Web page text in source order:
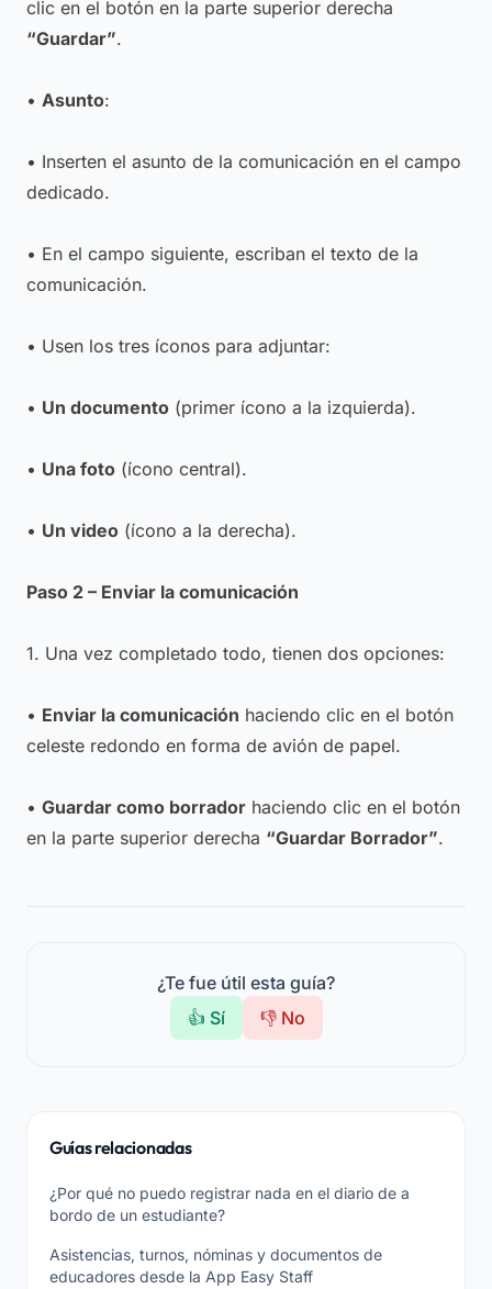
clic en el botón en la parte superior derecha
“Guardar”.
• Asunto:
• Inserten el asunto de la comunicación en el campo
dedicado.
• En el campo siguiente, escriban el texto de la
comunicación.
• Usen los tres íconos para adjuntar:
• Un documento (primer ícono a la izquierda).
• Una foto (ícono central).
• Un video (ícono a la derecha).
Paso 2 – Enviar la comunicación
1. Una vez completado todo, tienen dos opciones:
• Enviar la comunicación haciendo clic en el botón
celeste redondo en forma de avión de papel.
• Guardar como borrador haciendo clic en el botón
en la parte superior derecha “Guardar Borrador”.
¿Te fue útil esta guía?
👍 Sí
👎 No
Guías relacionadas
¿Por qué no puedo registrar nada en el diario de a
bordo de un estudiante?
Asistencias, turnos, nóminas y documentos de
educadores desde la App Easy Staff